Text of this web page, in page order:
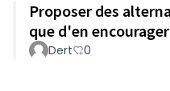
Proposer des
que d'en
Dert 0